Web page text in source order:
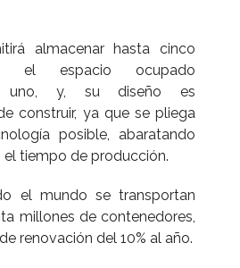
almacenar hasta cinco
el espacio ocupado
uno, y, su diseño es
construir, ya que se pliega
posible, abaratando
tiempo de producción.
el mundo se transportan
millones de contenedores,
renovación del 10% al año.